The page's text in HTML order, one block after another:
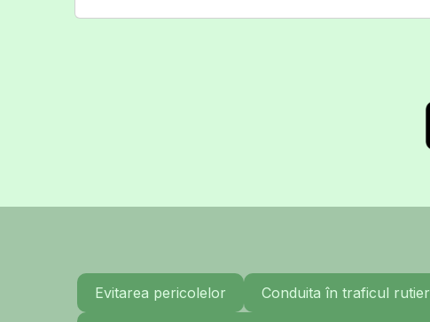
Evitarea pericolelor Conduita în traficul rutier